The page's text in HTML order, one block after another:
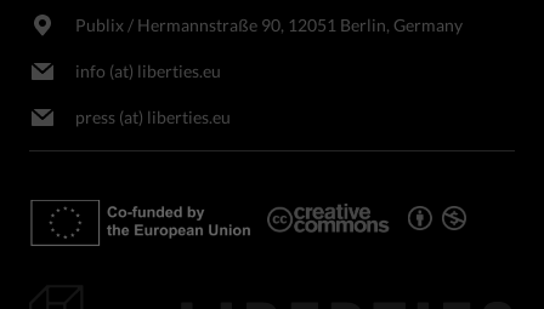
Publix​ / Hermannstraße 90, 12051 Berlin, Germany
info (at) liberties.eu
press (at) liberties.eu